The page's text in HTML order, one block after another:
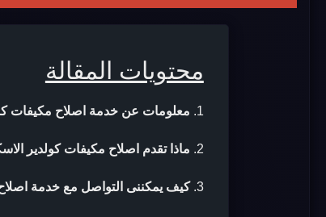
محتويات المقالة
معلومات عن خدمة اصلاح مكيفات
ماذا تقدم اصلاح مكيفات كولدير
كيف يمكننى التواصل مع خدمة